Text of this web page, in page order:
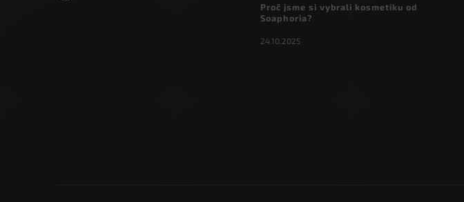
Proč jsme si vybrali kosmetiku od
Soaphoria?
24.10.2025